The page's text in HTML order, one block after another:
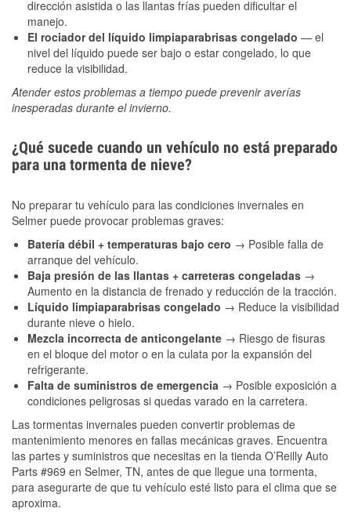
dirección asistida o las llantas frías pueden dificultar el
manejo.
El rociador del líquido limpiaparabrisas congelado — el
nivel del líquido puede ser bajo o estar congelado, lo que
reduce la visibilidad.
Atender estos problemas a tiempo puede prevenir averías
inesperadas durante el invierno.
¿Qué sucede cuando un vehículo no está preparado
para una tormenta de nieve?
No preparar tu vehículo para las condiciones invernales en
Selmer puede provocar problemas graves:
Batería débil + temperaturas bajo cero → Posible falla de
arranque del vehículo.
Baja presión de las llantas + carreteras congeladas →
Aumento en la distancia de frenado y reducción de la tracción.
Líquido limpiaparabrisas congelado → Reduce la visibilidad
durante nieve o hielo.
Mezcla incorrecta de anticongelante → Riesgo de fisuras
en el bloque del motor o en la culata por la expansión del
refrigerante.
Falta de suministros de emergencia → Posible exposición a
condiciones peligrosas si quedas varado en la carretera.
Las tormentas invernales pueden convertir problemas de
mantenimiento menores en fallas mecánicas graves. Encuentra
las partes y suministros que necesitas en la tienda O’Reilly Auto
Parts #969 en Selmer, TN, antes de que llegue una tormenta,
para asegurarte de que tu vehículo esté listo para el clima que se
aproxima.